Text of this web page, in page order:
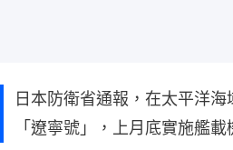
日本防衛省通報，在太平洋
「遼寧號」，上月底實施艦載